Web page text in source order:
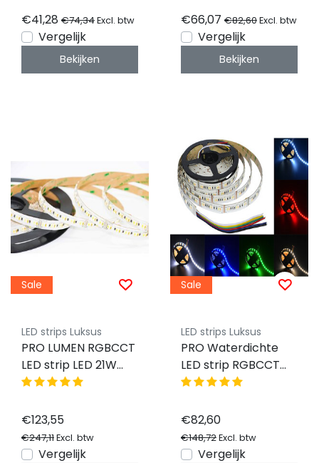
meter
€41,28 €74,34Excl. btw
Vergelijk
Bekijken
meter
€66,07 €82,60Excl. btw
Vergelijk
Bekijken
Sale
LED strips Luksus
PRO LUMEN RGBCCT
LED strip LED 21W
2240LM 96LED p/m
meter
€123,55
€247,11Excl. btw
Vergelijk
Sale
LED strips Luksus
PRO Waterdichte
LED strip RGBCCT
21W 2240LM 96LED
meter
€82,60
€148,72Excl. btw
Vergelijk